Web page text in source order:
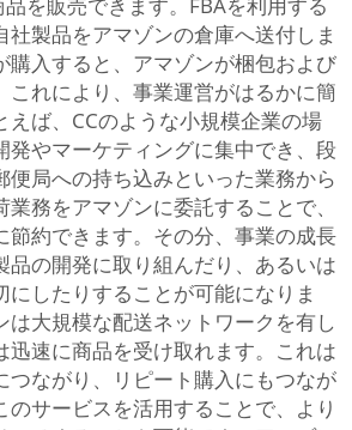
社製品をアマゾンの倉庫へ送付しま
購入すると、アマゾンが梱包および
これにより、事業運営がはるかに簡
えば、CCのような小規模企業の場
発やマーケティングに集中でき、段
便局への持ち込みといった業務から
務をアマゾンに委託することで、
節約できます。その分、事業の成長
品の開発に取り組んだり、あるいは
にしたりすることが可能になりま
は大規模な配送ネットワークを有し
迅速に商品を受け取れます。これは
つながり、リピート購入にもつなが
のサービスを活用することで、より